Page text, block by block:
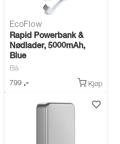
EcoFlow
Rapid Powerbank &
Nødlader, 5000mAh,
Blue
Blå
799 ,- Kjøp